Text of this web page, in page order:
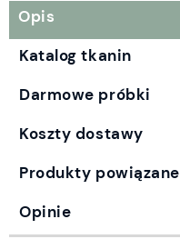
Opis
Katalog tkanin
Darmowe próbki
Koszty dostawy
Produkty powiązane
Opinie